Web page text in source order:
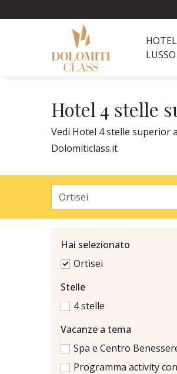
LUSSO
Hotel 4 stelle
Vedi Hotel 4 stelle superior
Dolomiticlass.it
Hai selezionato
Ortisei
Stelle
4 stelle
Vacanze a tema
Spa e Centro
Programma activity con